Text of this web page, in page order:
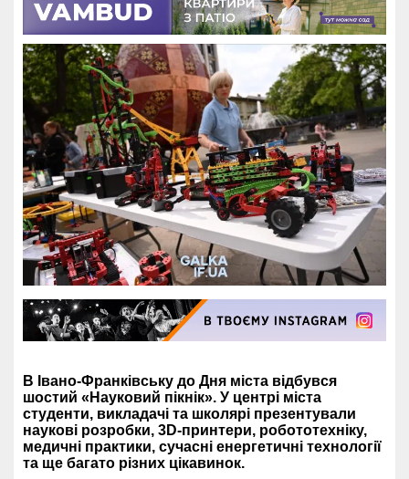
В Івано-Франківську до Дня міста відбувся
шостий «Науковий пікнік». У центрі міста
студенти, викладачі та школярі презентували
наукові розробки, 3D-принтери, робототехніку,
медичні практики, сучасні енергетичні технології
та ще багато різних цікавинок.